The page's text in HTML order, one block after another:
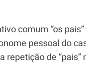
comum “os pais”
pessoal do
repetição de “pais”